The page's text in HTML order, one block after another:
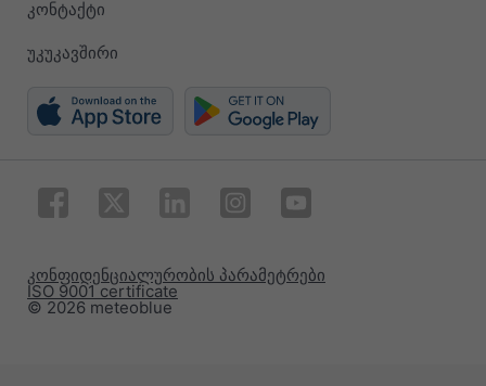
კონტაქტი
უკუკავშირი
© 2026 meteoblue
ISO 9001 certificate
კონფიდენციალურობის პარამეტრები